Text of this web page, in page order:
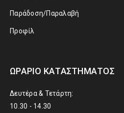
Παράδοση/Παραλαβή
Προφίλ
ΩΡΆΡΙΟ ΚΑΤΑΣΤΉΜΑΤΟΣ
Δευτέρα & Τετάρτη:
10.30 - 14.30